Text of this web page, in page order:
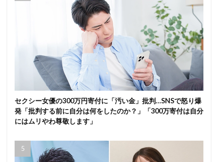
セクシー女優の300万円寄付に「汚い金」批判…SNSで怒り爆
発「批判する前に自分は何をしたのか？」「300万寄付は自分
にはムリやわ尊敬します」